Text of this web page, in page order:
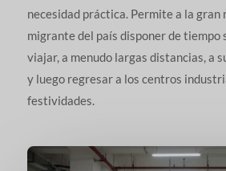
necesidad práctica. Permite a la gran
migrante del país disponer de tiempo
viajar, a menudo largas distancias, a
y luego regresar a los centros
festividades.